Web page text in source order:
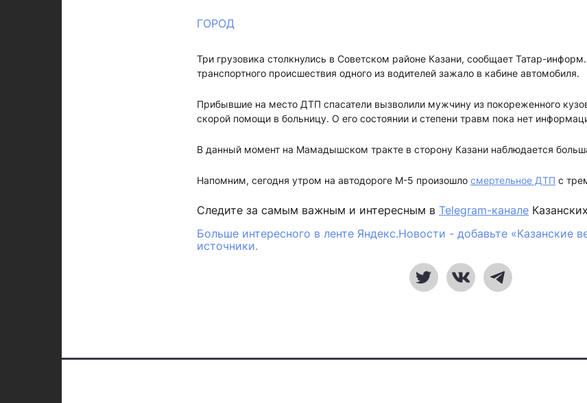
ГОРОД
Три грузовика столкнулись в Советском районе Казани, сообщает Татар-
транспортного происшествия одного из водителей зажало в кабине автомобиля.
Прибывшие на место ДТП спасатели вызволили мужчину из покореженного
скорой помощи в больницу. О его состоянии и степени травм пока нет
В данный момент на Мамадышском тракте в сторону Казани наблюдается
Напомним, сегодня утром на автодороге М-5 произошло смертельное ДТП с
Следите за самым важным и интересным в Telegram-канале
Больше интересного в ленте Яндекс.Новости - добавьте «Казанские
источники.